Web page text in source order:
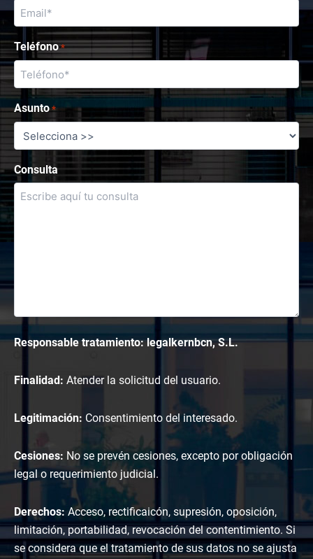
Teléfono *
Asunto *
Consulta
Responsable tratamiento: legalkernbcn, S.L.
Finalidad: Atender la solicitud del usuario.
Legitimación: Consentimiento del interesado.
Cesiones: No se prevén cesiones, excepto por obligación
legal o requerimiento judicial.
Derechos: Acceso, rectificaicón, supresión, oposición,
limitación, portabilidad, revocación del contentimiento. Si
se considera que el tratamiento de sus datos no se ajusta